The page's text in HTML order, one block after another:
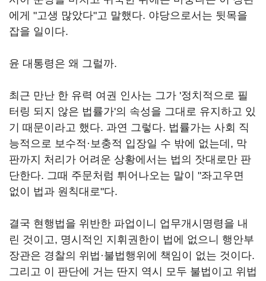
에게 "고생 많았다"고 말했다. 야당으로서는 뒷목을
잡을 일이다.
윤 대통령은 왜 그럴까.
최근 만난 한 유력 여권 인사는 그가 '정치적으로 필
터링 되지 않은 법률가'의 속성을 그대로 유지하고 있
기 때문이라고 했다. 과연 그렇다. 법률가는 사회 직
능적으로 보수적·보충적 입장일 수 밖에 없는데, 막
판까지 처리가 어려운 상황에서는 법의 잣대로만 판
단한다. 그때 주문처럼 튀어나오는 말이 "좌고우면
없이 법과 원칙대로"다.
결국 현행법을 위반한 파업이니 업무개시명령을 내
린 것이고, 명시적인 지휘권한이 법에 없으니 행안부
장관은 경찰의 위법·불법행위에 책임이 없는 것이다.
그리고 이 판단에 거는 딴지 역시 모두 불법이고 위법